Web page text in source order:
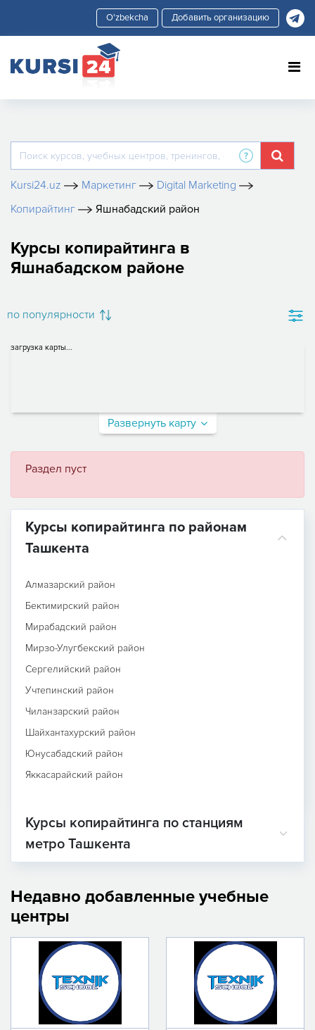
Добавить организацию
Kursi24.uz Маркетинг
Digital Marketing
Копирайтинг
Яшнабадский район
Курсы копирайтинга в
Яшнабадском районе
по популярности
загрузка карты...
Развернуть карту
Раздел пуст
Курсы копирайтинга по районам
Ташкента
Алмазарский район
Бектимирский район
Мирабадский район
Мирзо-Улугбекский район
Сергелийский район
Учтепинский район
Чиланзарский район
Шайхантахурский район
Юнусабадский район
Яккасарайский район
Курсы копирайтинга по станциям
метро Ташкента
Недавно добавленные учебные
центры